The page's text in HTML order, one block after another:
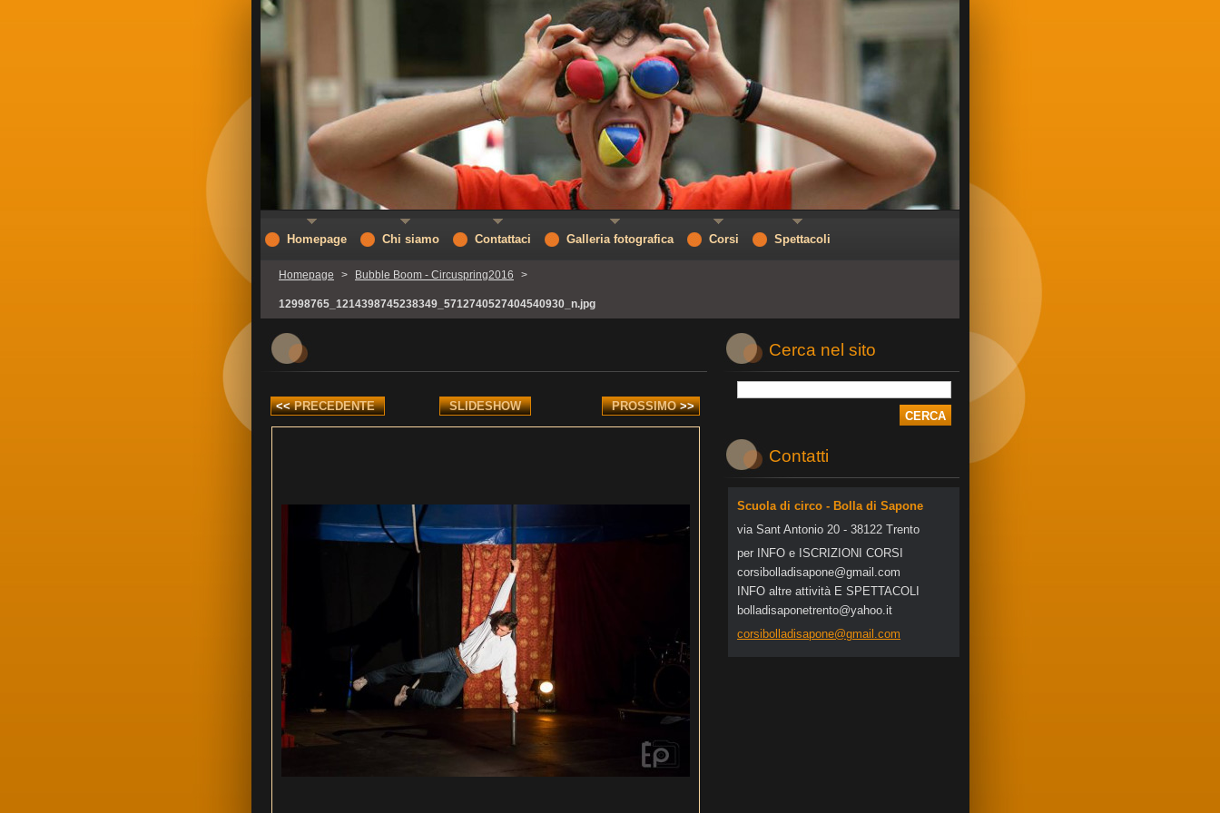
Homepage > Bubble Boom - Circuspring2016 >
12998765_1214398745238349_5712740527404540930_n.jpg
<< PRECEDENTE SLIDESHOW PROSSIMO >>
Cerca nel sito
Contatti
Scuola di circo - Bolla di Sapone
via Sant Antonio 20 - 38122 Trento
per INFO e ISCRIZIONI CORSI
corsibol ladisapone@gmail .com
INFO altre attività E SPETTACOLI
bolladisaponetrento@yahoo.it
corsibolladisapone@gmail.com
Homepage Chi siamo Contattaci Galleria fotografica Corsi Spettacoli